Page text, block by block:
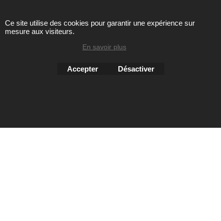
Toute reproduction de textes, photos ou autres éléments des
peine de poursuites
Ce site utilise des cookies pour garantir une expérience sur
mesure aux visiteurs.
En savoir plus
Accepter Désactiver